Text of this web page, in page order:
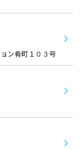
ン肴町１０３号